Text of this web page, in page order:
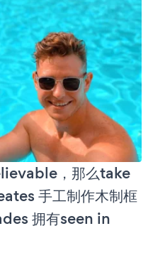
，那么take
手工制作木制框
拥有seen in